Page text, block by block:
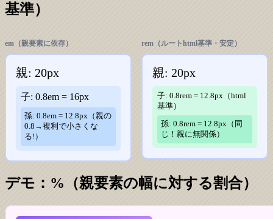
基準）
em（親要素に依存）
親: 20px
子: 0.8em = 16px
孫: 0.8em = 12.8px（親の
0.8→複利で小さくな
る!）
rem（ルートhtml基準・安定）
親: 20px
子: 0.8rem = 12.8px（html
基準）
孫: 0.8rem = 12.8px（同
じ！親に無関係）
デモ：%（親要素の幅に対する割合）